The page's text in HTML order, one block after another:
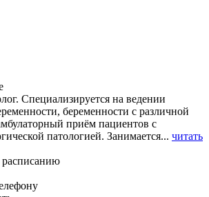
Специализируется на ведении
беременности с различной
приём пациентов с
патологией. Занимается... читать
расписанию